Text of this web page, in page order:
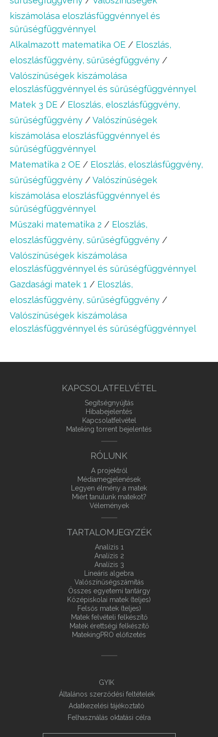
kiszámolása eloszlásfüggvénnyel és
sűrűségfüggvénnyel
Alkalmazott matematika OE / Eloszlás,
eloszlásfüggvény, sűrűségfüggvény /
Valószínűségek kiszámolása
eloszlásfüggvénnyel és sűrűségfüggvénnyel
Matek 3 DE / Eloszlás, eloszlásfüggvény,
sűrűségfüggvény / Valószínűségek
kiszámolása eloszlásfüggvénnyel és
sűrűségfüggvénnyel
Matematika 2 OE / Eloszlás, eloszlásfüggvény,
sűrűségfüggvény / Valószínűségek
kiszámolása eloszlásfüggvénnyel és
sűrűségfüggvénnyel
Műszaki matematika 2 / Eloszlás,
eloszlásfüggvény, sűrűségfüggvény /
Valószínűségek kiszámolása
eloszlásfüggvénnyel és sűrűségfüggvénnyel
Gazdasági matek 1 / Eloszlás,
eloszlásfüggvény, sűrűségfüggvény /
Valószínűségek kiszámolása
eloszlásfüggvénnyel és sűrűségfüggvénnyel
KAPCSOLATFELVÉTEL
Segítségnyújtás
Hibabejelentés
Kapcsolatfelvétel
Mateking torrent bejelentés
RÓLUNK
A projektről
Médiamegjelenések
Legyen élmény a matek
Miért tanulunk matekot?
Vélemények
TARTALOMJEGYZÉK
Analízis 1
Analízis 2
Analízis 3
Lineáris algebra
Valószínűségszámítás
Összes egyetemi tantárgy
Középiskolai matek (teljes)
Felsős matek (teljes)
Matek felvételi felkészítő
Matek érettségi felkészítő
MatekingPRO előfizetés
GYIK
Általános szerződési feltételek
Adatkezelési tájékoztató
Felhasználás oktatási célra